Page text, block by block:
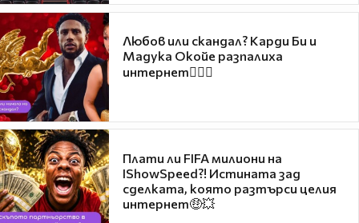
Любов или скандал? Карди Би и
Мадука Окойе разпалиха
интернет❤️‍🔥🔥
Плати ли FIFA милиони на
IShowSpeed?! Истината зад
сделката, която разтърси целия
интернет🤑💥